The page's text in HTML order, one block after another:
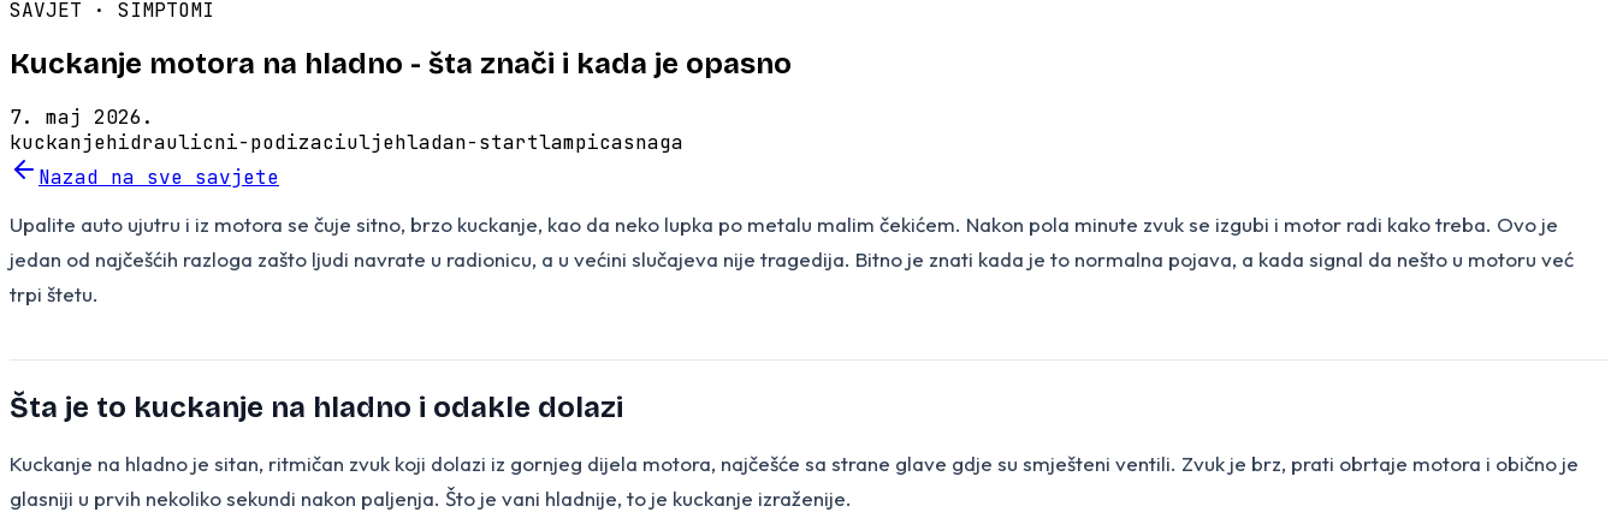
SAVJET · SIMPTOMI
Kuckanje motora na hladno - šta znači i kada je opasno
7. maj 2026.
kuckanjehidraulicni-podizaciuljehladan-startlampicasnaga
Nazad na sve savjete
Upalite auto ujutru i iz motora se čuje sitno, brzo kuckanje, kao da neko lupka po metalu malim čekićem. Nakon pola minute zvuk se izgubi i motor radi kako treba. Ovo je
jedan od najčešćih razloga zašto ljudi navrate u radionicu, a u većini slučajeva nije tragedija. Bitno je znati kada je to normalna pojava, a kada signal da nešto u motoru već
trpi štetu.
Šta je to kuckanje na hladno i odakle dolazi
Kuckanje na hladno je sitan, ritmičan zvuk koji dolazi iz gornjeg dijela motora, najčešće sa strane glave gdje su smješteni ventili. Zvuk je brz, prati obrtaje motora i obično je
glasniji u prvih nekoliko sekundi nakon paljenja. Što je vani hladnije, to je kuckanje izraženije.